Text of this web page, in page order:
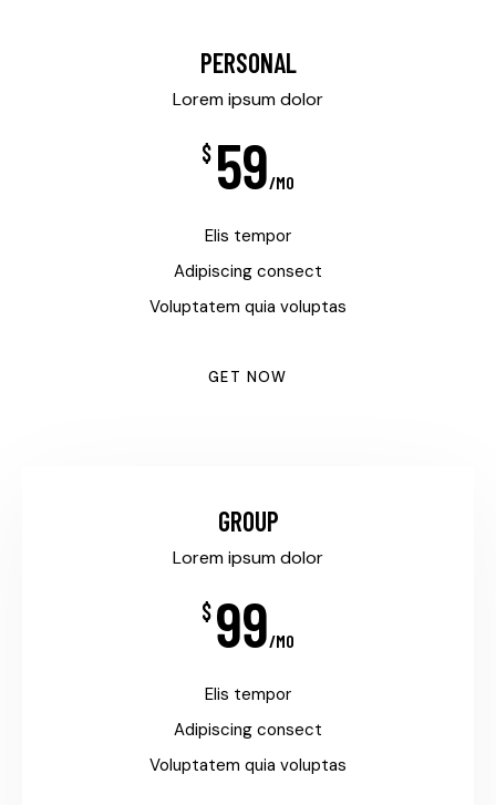
GROUP
Lorem ipsum dolor
$ 99/MO
Elis tempor
Adipiscing consect
Voluptatem quia voluptas
PERSONAL
Lorem ipsum dolor
$ 59/MO
Elis tempor
Adipiscing consect
Voluptatem quia voluptas
GET NOW